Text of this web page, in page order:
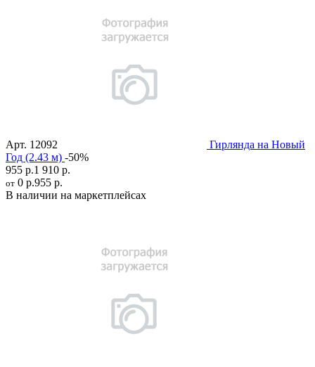
Арт. 12092
Гирлянда на Новый
Год (2.43 м) -50%
955 р.1 910 р.
от 0 р.955 р.
В наличии на маркетплейсах